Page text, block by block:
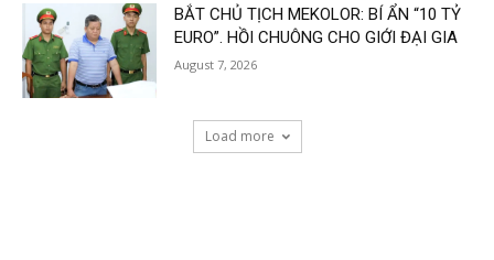
BẮT CHỦ TỊCH MEKOLOR: BÍ ẨN “10 TỶ
EURO”. HỒI CHUÔNG CHO GIỚI ĐẠI GIA
August 7, 2026
Load more